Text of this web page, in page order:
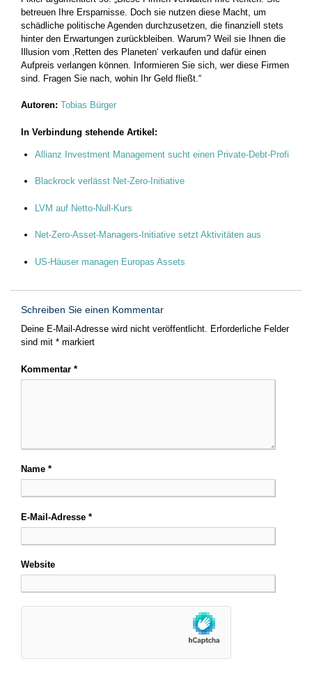
betreuen Ihre Ersparnisse. Doch sie nutzen diese Macht, um
schädliche politische Agenden durchzusetzen, die finanziell stets
hinter den Erwartungen zurückbleiben. Warum? Weil sie Ihnen die
Illusion vom ‚Retten des Planeten‘ verkaufen und dafür einen
Aufpreis verlangen können. Informieren Sie sich, wer diese Firmen
sind. Fragen Sie nach, wohin Ihr Geld fließt.“
Autoren: Tobias Bürger
In Verbindung stehende Artikel:
Allianz Investment Management sucht einen Private-Debt-Profi
Blackrock verlässt Net-Zero-Initiative
LVM auf Netto-Null-Kurs
Net-Zero-Asset-Managers-Initiative setzt Aktivitäten aus
US-Häuser managen Europas Assets
Schreiben Sie einen Kommentar
Deine E-Mail-Adresse wird nicht veröffentlicht. Erforderliche Felder
sind mit * markiert
Kommentar *
Name *
E-Mail-Adresse *
Website